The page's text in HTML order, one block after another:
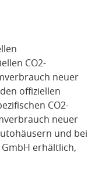
CO2-
neuer
offiziellen
CO2-
neuer
und bei
erhältlich,